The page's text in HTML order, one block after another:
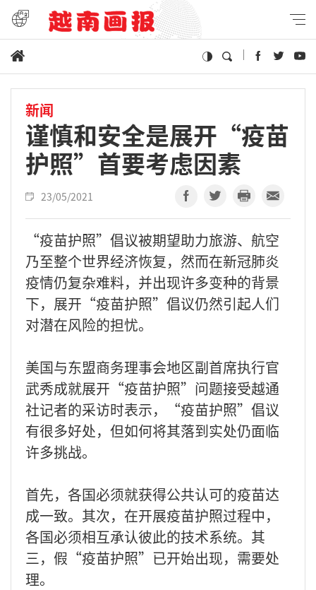
新闻
谨慎和安全是展开“疫苗
护照”首要考虑因素
23/05/2021
“疫苗护照”倡议被期望助力旅游、航空
乃至整个世界经济恢复，然而在新冠肺炎
疫情仍复杂难料，并出现许多变种的背景
下，展开“疫苗护照”倡议仍然引起人们
对潜在风险的担忧。
美国与东盟商务理事会地区副首席执行官
武秀成就展开“疫苗护照”问题接受越通
社记者的采访时表示，“疫苗护照”倡议
有很多好处，但如何将其落到实处仍面临
许多挑战。
首先，各国必须就获得公共认可的疫苗达
成一致。其次，在开展疫苗护照过程中，
各国必须相互承认彼此的技术系统。其
三，假“疫苗护照”已开始出现，需要处
理。